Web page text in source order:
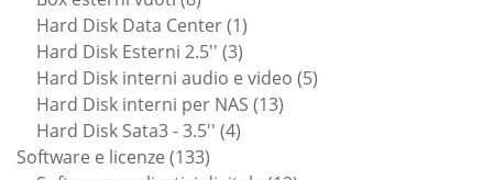
prodotti
Hard Disk Data Center 11
prodotto
Hard Disk Esterni 2.5'' 33
prodotti
Hard Disk interni audio e video 55
Hard Disk interni per NAS 1313
Hard Disk Sata3 - 3.5'' 44
Software e licenze 133133